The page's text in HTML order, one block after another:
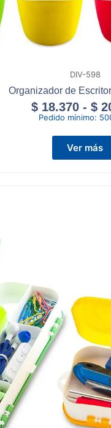
DIV-598
Organizador de
$ 18.370 - $
Pedido mínimo:
Ver más